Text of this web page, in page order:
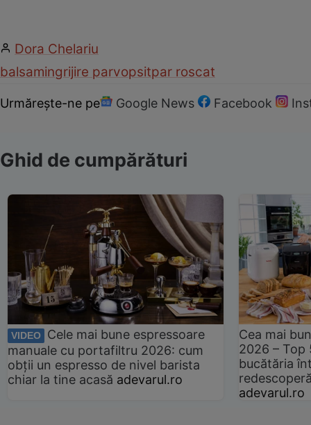
Dora Chelariu
balsamingrijire parvopsitpar roscat
Urmărește-ne pe Google News Facebook
Ghid de cumpărături
VIDEO
Cele mai bune espressoare
manuale cu portafiltru 2026: cum
obții un espresso de nivel barista
chiar la tine acasă adevarul.ro
Cea mai
2026 –
bucătăria
adevarul.ro